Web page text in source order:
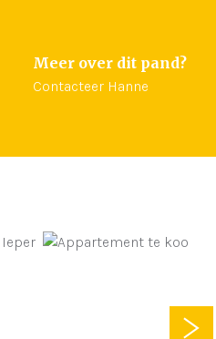
Meer over dit pand?
Contacteer Hanne